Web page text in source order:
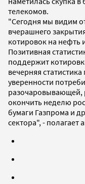
телекомов.
"Сегодня мы видим
вчерашнего
котировок на нефть
Позитивная
поддержит
вечерняя
уверенности
разочаровывающей,
окончить неделю
бумаги Газпрома и
сектора", - полагает